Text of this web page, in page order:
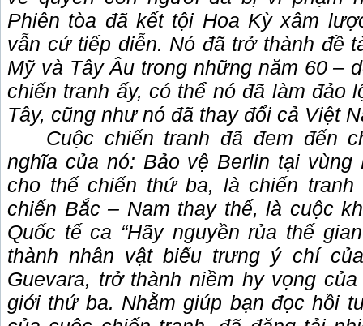
Phiên tòa đã kết tội Hoa Kỳ xâm
vẫn cứ tiếp diễn. Nó đã trở thành đề
Mỹ và Tây Âu trong những năm 60 –
chiến tranh ấy, có thể nó đã làm đảo
Tây, cũng như nó đã thay đổi cả Việt
Cuộc chiến tranh đã đem đến
nghĩa của nó: Bảo vệ Berlin tại
cho thế chiến thứ ba, là chiến
chiến Bắc – Nam thay thế, là cuộc
Quốc tế ca “Hãy nguyền rủa thế
thành nhân vật biểu trưng ý chí
Guevara, trở thành niềm hy vọng
giới thứ ba. Nhằm giúp bạn đọc hồi